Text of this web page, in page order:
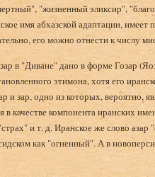
"жизненный эликсир",
имя абхазской адаптации,
его можно отнести к числу
в "Диване" дано в форме Гозар
этимона, хотя его
и зар, одно из которых, вероятно,
в качестве компонента иранских
и т. д. Иранское же слово
как "огненный". А в